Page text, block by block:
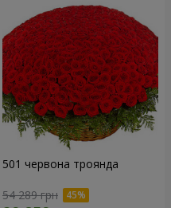
501 червона троянда
54 289 грн